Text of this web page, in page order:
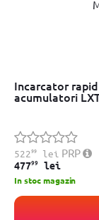
Incarcator
acumulatori
52299lei PRP
47799 lei
In stoc magazin